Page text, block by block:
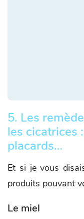
5. Les
les cicatrices
placards…
Et si je vous
produits pouvant
Le miel